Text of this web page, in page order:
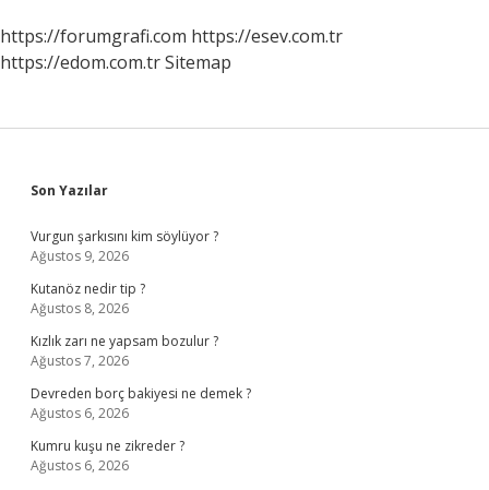
https://forumgrafi.com https://esev.com.tr
https://edom.com.trSitemap
Sidebar
Son Yazılar
Vurgun şarkısını kim söylüyor ?
Ağustos 9, 2026
Kutanöz nedir tip ?
Ağustos 8, 2026
Kızlık zarı ne yapsam bozulur ?
Ağustos 7, 2026
Devreden borç bakiyesi ne demek ?
Ağustos 6, 2026
Kumru kuşu ne zikreder ?
Ağustos 6, 2026